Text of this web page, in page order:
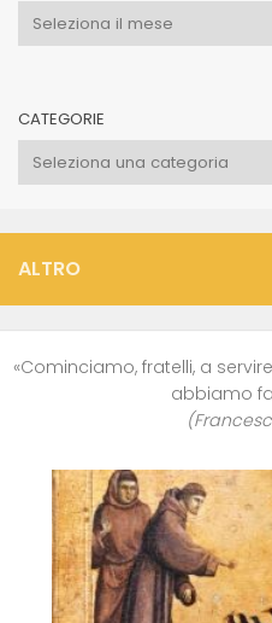
Archivi
CATEGORIE
Categorie
ALTRO
«Cominciamo, fratelli, a
abbiamo